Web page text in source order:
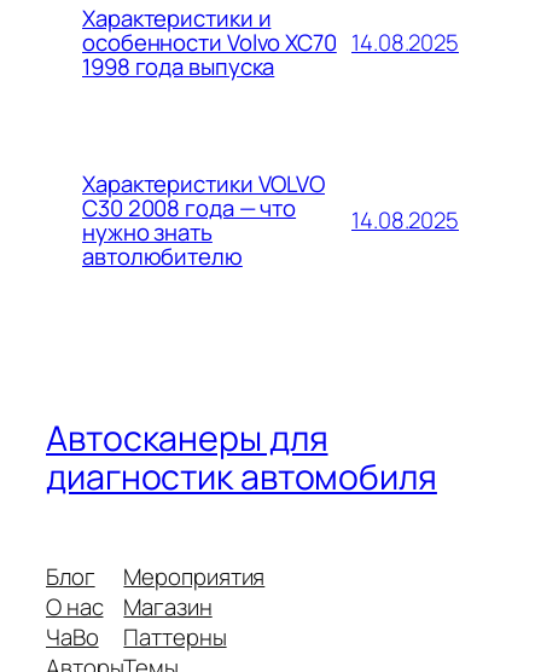
Характеристики и
особенности Volvo XC70
1998 года выпуска
14.08.2025
Характеристики VOLVO
C30 2008 года — что
нужно знать
автолюбителю
14.08.2025
Автосканеры для
диагностик автомобиля
Блог
О нас
ЧаВо
Мероприятия
Магазин
Паттерны